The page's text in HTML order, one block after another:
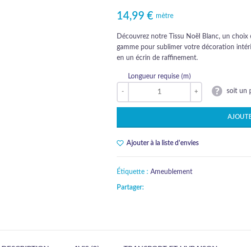
14,99 € mètre
Découvrez notre Tissu Noël Blanc, un
gamme pour sublimer votre décoration
en un écrin de raffinement.
Longueur requise (m)
soit un
Ajouter à la liste d'envies
Étiquette : Ameublement
Partager: